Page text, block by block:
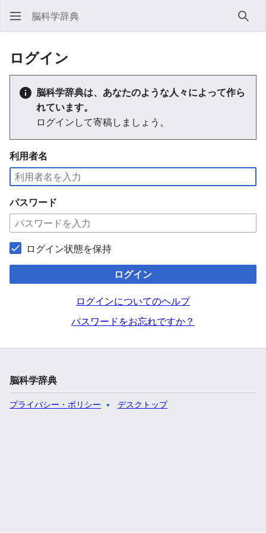
脳科学辞典 検索
ログイン
脳科学辞典は、あなたのような人々によって作ら
れています。
ログインして寄稿しましょう。
利用者名
パスワード
ログイン状態を保持
ログイン
ログインについてのヘルプ
パスワードをお忘れですか？
脳科学辞典
プライバシー・ポリシー デスクトップ